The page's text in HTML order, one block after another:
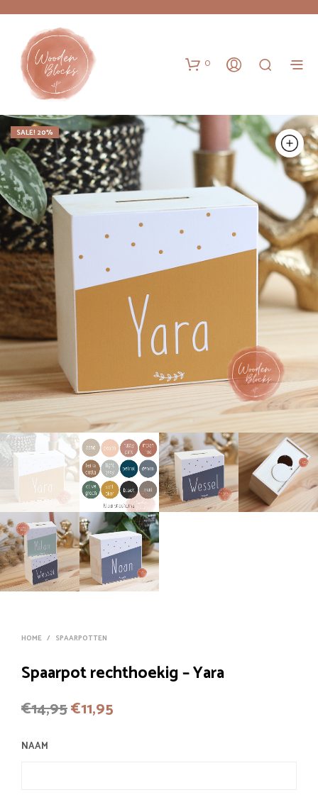
0
SALE! 20%
HOME / SPAARPOTTEN
Spaarpot rechthoekig – Yara
€14,95Oorspronkelijke
€11,95
NAAM